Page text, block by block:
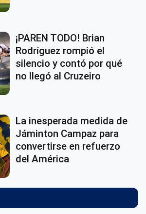
¡PAREN TODO! Brian
Rodríguez rompió el
silencio y contó por qué
no llegó al Cruzeiro
La inesperada medida de
Jáminton Campaz para
convertirse en refuerzo
del América